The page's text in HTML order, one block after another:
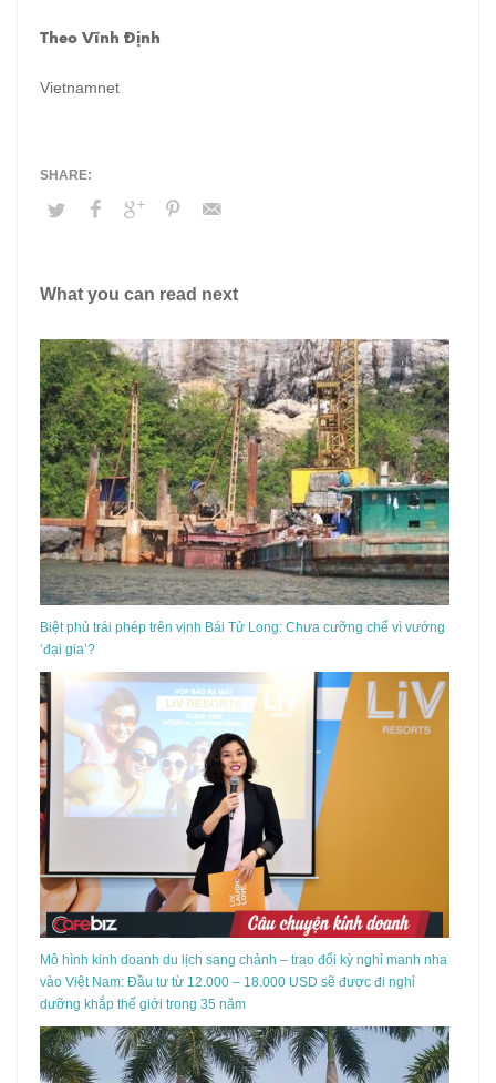
Theo Vĩnh Định
Vietnamnet
What you can read next
Biệt phủ trái phép trên vịnh Bái Tử Long: Chưa cưỡng chế vì vướng
‘đại gia’?
Mô hình kinh doanh du lịch sang chảnh – trao đổi kỳ nghỉ manh nha
vào Việt Nam: Đầu tư từ 12.000 – 18.000 USD sẽ được đi nghỉ
dưỡng khắp thế giới trong 35 năm